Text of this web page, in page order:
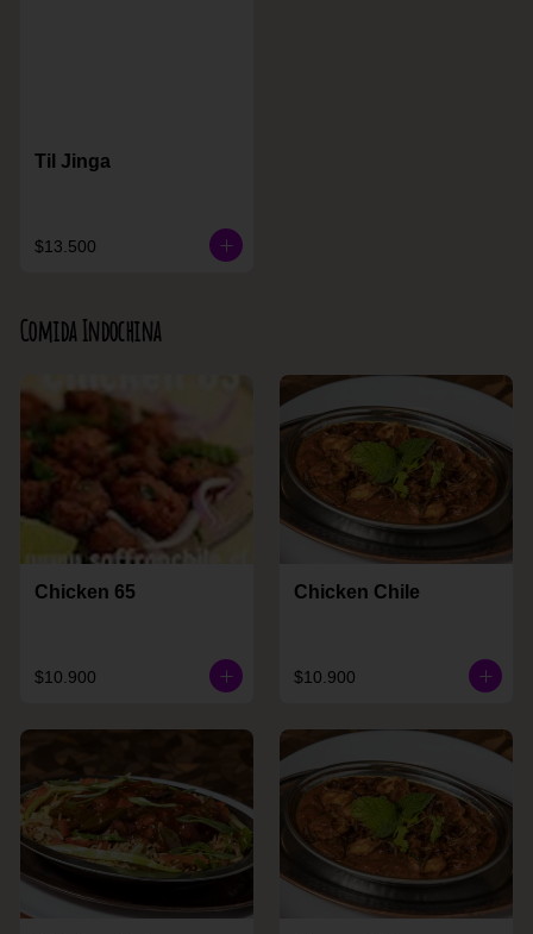
Til Jinga
$13.500
Comida Indochina
Chicken 65
$10.900
Chicken Chile
$10.900